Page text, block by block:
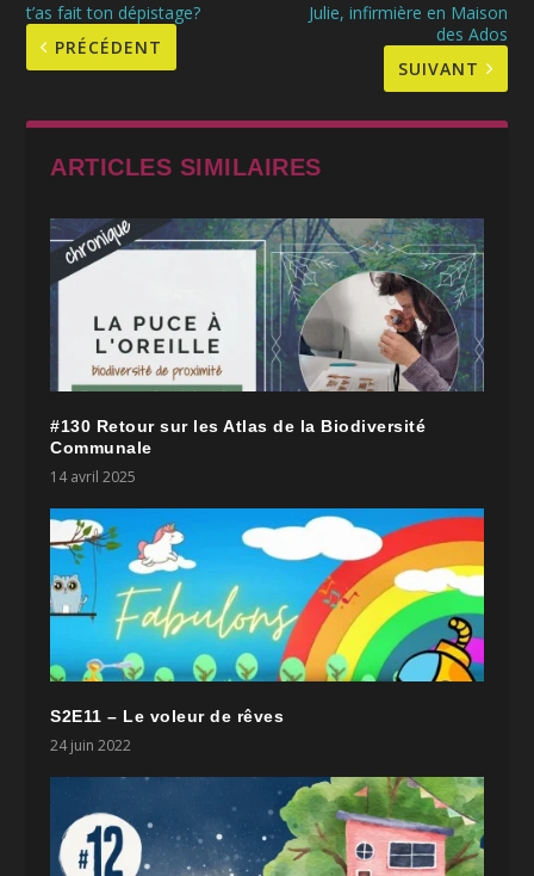
t’as fait ton dépistage?
PRÉCÉDENT
Julie, infirmière en Maison
des Ados
SUIVANT
ARTICLES SIMILAIRES
#130 Retour sur les Atlas de la Biodiversité
Communale
14 avril 2025
S2E11 – Le voleur de rêves
24 juin 2022